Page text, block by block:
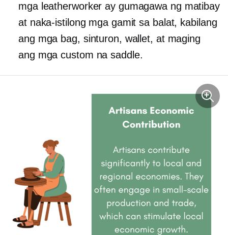
mga leatherworker ay gumagawa ng matibay
at naka-istilong mga gamit sa balat, kabilang
ang mga bag, sinturon, wallet, at maging
ang mga custom na saddle.